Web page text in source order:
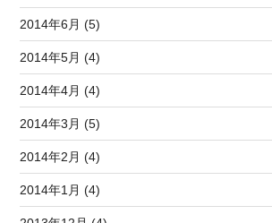
2014年6月 (5)
2014年5月 (4)
2014年4月 (4)
2014年3月 (5)
2014年2月 (4)
2014年1月 (4)